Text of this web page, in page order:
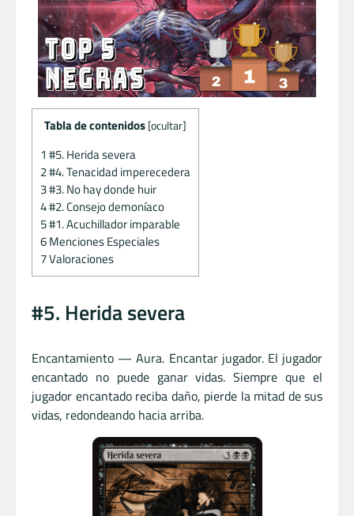
Tabla de contenidos [ocultar]
1 #5. Herida severa
2#4. Tenacidad imperecedera
3#3. No hay donde huir
4#2. Consejo demoníaco
5#1. Acuchillador imparable
6Menciones Especiales
7Valoraciones
#5. Herida severa
Encantamiento — Aura. Encantar jugador. El jugador
encantado no puede ganar vidas. Siempre que el
jugador encantado reciba daño, pierde la mitad de sus
vidas, redondeando hacia arriba.